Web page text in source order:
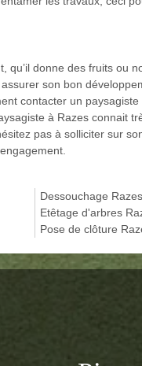
donne des fruits ou
son bon
contacter un
à Razes connait
pas à solliciter sur
Dessouchage Razes
Etêtage d'arbres
Pose de clôture